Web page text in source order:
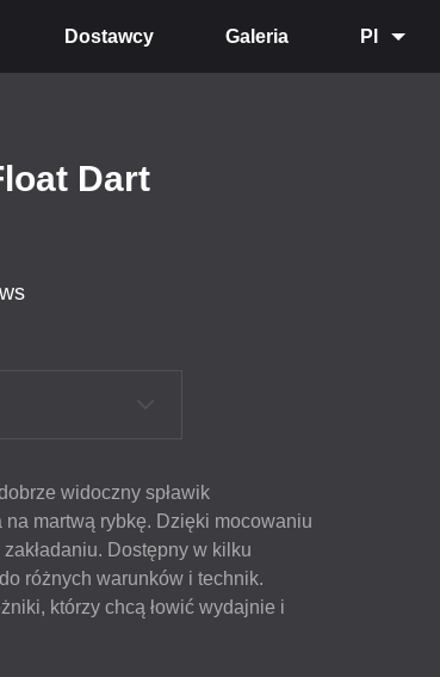
Dostawcy Galeria Pl
Dart
widoczny spławik
martwą rybkę. Dzięki mocowaniu
Dostępny w kilku
różnych warunków i technik.
którzy chcą łowić wydajnie i